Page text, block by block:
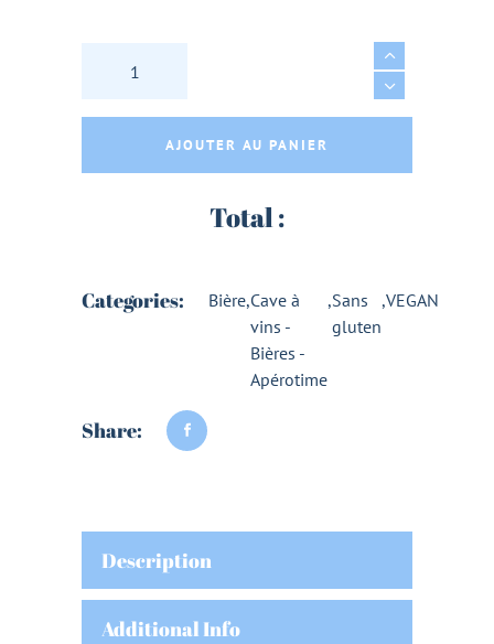
BIERE BRUNE BIO 75CL - BRASSERIE LA
AJOUTER AU PANIER
Total :
Categories: Bière,Cave à
vins -
Bières -
Apérotime
,Sans
gluten
,VEGAN
Share:
Description
Additional Info